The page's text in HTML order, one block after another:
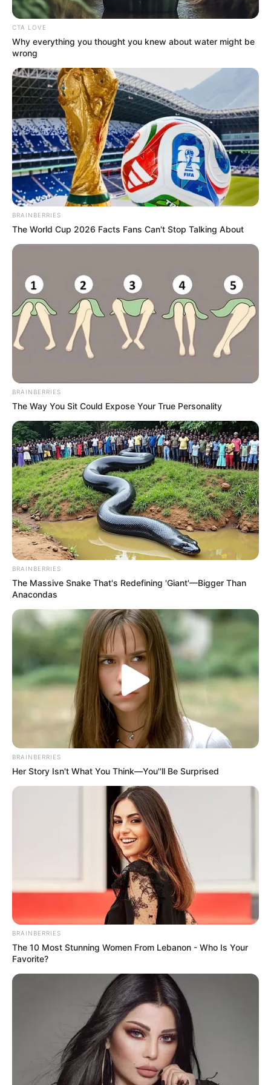
Posted
in
Friss hírek
A Megasztár műsorvezetőjének
helyét veszi át a Nagy Ő
botrányhősnője!
bySzerző • February 16, 2026
A Megasztár műsorvezetőjének helyét veszi át a
Nagy Ő botrányhősnője!
Kész, vége, ennyi volt! A magyar médiavilág épp
most esett le a székről:a Megasztár egyik
leglátványosabb arcának helyétátveszi Kiara
CTA LOVE
Why everything you thought you knew about water might be
wrong
BRAINBERRIES
The World Cup 2026 Facts Fans Can't Stop Talking About
BRAINBERRIES
The Way You Sit Could Expose Your True Personality
BRAINBERRIES
The Massive Snake That's Redefining 'Giant'—Bigger Than
Anacondas
BRAINBERRIES
Her Story Isn't What You Think—You''ll Be Surprised
BRAINBERRIES
The 10 Most Stunning Women From Lebanon - Who Is Your
Favorite?